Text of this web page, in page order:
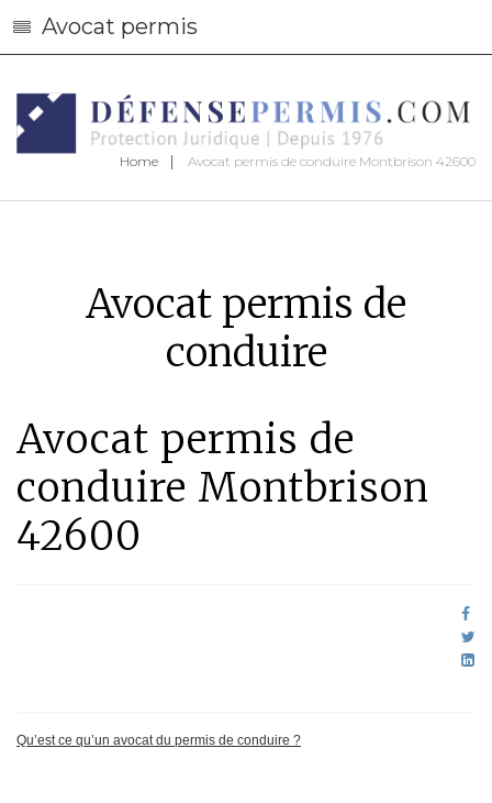
Avocat permis
Home Avocat permis de conduire Montbrison 42600
Avocat permis de
conduire
Avocat permis de
conduire Montbrison
42600
Qu’est ce qu’un avocat du permis de conduire ?